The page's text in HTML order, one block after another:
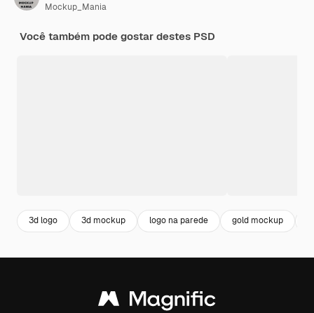
Mockup_Mania
Você também pode gostar destes PSD
3d logo 3d mockup logo na parede gold mockup